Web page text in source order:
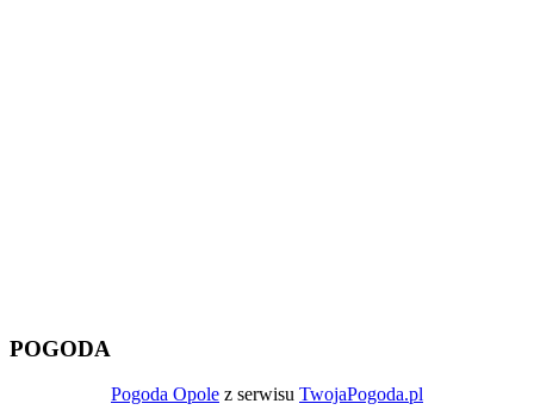
POGODA
Pogoda Opole z serwisu TwojaPogoda.pl